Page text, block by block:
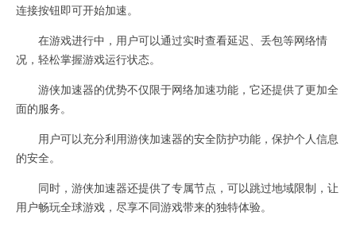
连接按钮即可开始加速。
在游戏进行中，用户可以通过实时查看延迟、丢包等网络情
况，轻松掌握游戏运行状态。
游侠加速器的优势不仅限于网络加速功能，它还提供了更加全
面的服务。
用户可以充分利用游侠加速器的安全防护功能，保护个人信息
的安全。
同时，游侠加速器还提供了专属节点，可以跳过地域限制，让
用户畅玩全球游戏，尽享不同游戏带来的独特体验。